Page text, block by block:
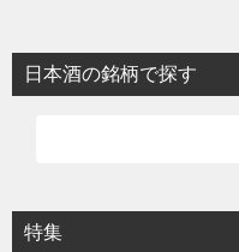
日本酒の銘柄で探す
特集